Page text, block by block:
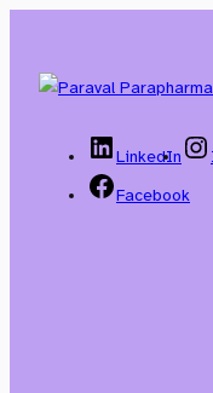
LinkedIn
Facebook